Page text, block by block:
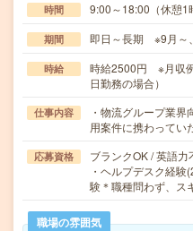
時間 9:00～18:00（休憩
期間 即日～長期 ※9月～
時給
時給2500円 ※月収
日勤務の場合）
仕事内容
・物流グループ業
用案件に携わって
応募資格
ブランクOK / 英語力
・ヘルプデスク経
験＊職種問わず、ス
職場の雰囲気